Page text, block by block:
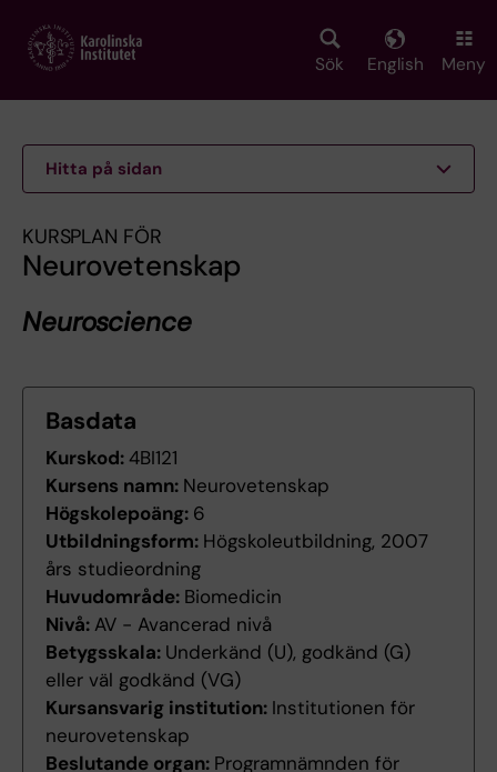
main
Sök English Meny
Hitta på sidan
KURSPLAN FÖR
Neurovetenskap
Neuroscience
Basdata
Kurskod:4BI121
Kursens namn: Neurovetenskap
Högskolepoäng: 6
Utbildningsform: Högskoleutbildning, 2007
års studieordning
Huvudområde: Biomedicin
Nivå: AV - Avancerad nivå
Betygsskala: Underkänd (U), godkänd (G)
eller väl godkänd (VG)
Kursansvarig institution: Institutionen för
neurovetenskap
Beslutande organ: Programnämnden för